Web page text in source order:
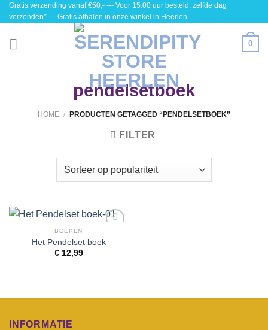
Skip
to
content
Gratis verzending vanaf €50,- --- Voor 15:00 uur besteld, zelfde dag
verzonden* --- Gratis afhalen in onze winkel in Heerlen
0
pendelsetboek
HOME / PRODUCTEN GETAGGED “PENDELSETBOEK”
FILTER
aan
BOEKEN
Het Pendelset boek
€12,99
INFORMATIE